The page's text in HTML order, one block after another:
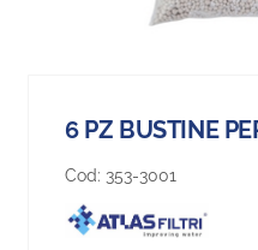
6 PZ BUSTINE
Cod: 353-3001